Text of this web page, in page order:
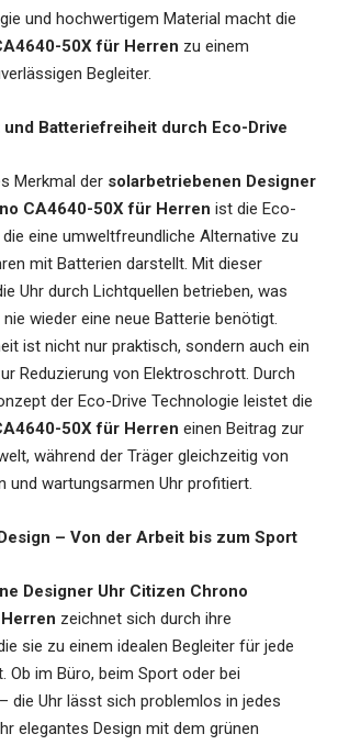
und hochwertigem Material macht die
50X für Herren zu einem
Begleiter.
und Batteriefreiheit durch Eco-Drive
Merkmal der solarbetriebenen Designer
CA4640-50X für Herren ist die Eco-
eine umweltfreundliche Alternative zu
mit Batterien darstellt. Mit dieser
Uhr durch Lichtquellen betrieben, was
wieder eine neue Batterie benötigt.
ist nicht nur praktisch, sondern auch ein
Reduzierung von Elektroschrott. Durch
der Eco-Drive Technologie leistet die
50X für Herren einen Beitrag zur
während der Träger gleichzeitig von
und wartungsarmen Uhr profitiert.
– Von der Arbeit bis zum Sport
Designer Uhr Citizen Chrono
zeichnet sich durch ihre
sie zu einem idealen Begleiter für jede
Ob im Büro, beim Sport oder bei
die Uhr lässt sich problemlos in jedes
elegantes Design mit dem grünen